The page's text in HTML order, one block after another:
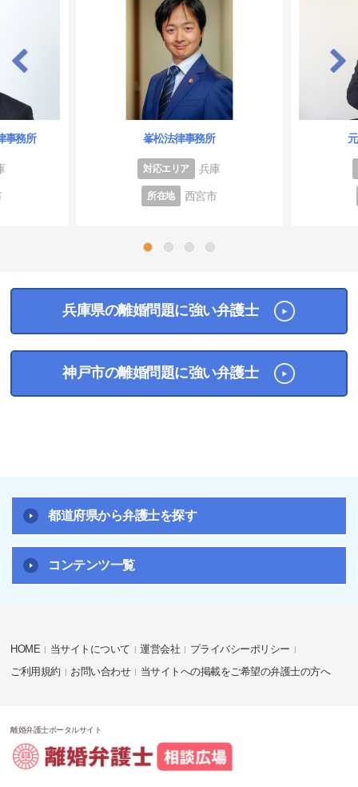
事務所 峯松法律事務所
対応エリア 兵庫
所在地 西宮市
兵庫県の離婚問題に強い弁護士
神戸市の離婚問題に強い弁護士
都道府県から弁護士を探す
コンテンツ一覧
HOME 当サイトについて 運営会社
プライバシーポリシー
ご利用規約
お問い合わせ 当サイトへの掲載をご希望の弁護士の方へ
離婚弁護士ポータルサイト